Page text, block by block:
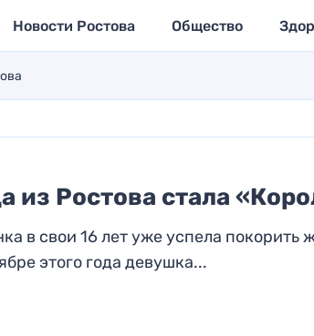
Новости Ростова Общество
из Ростова стала
в свои 16 лет уже успела
этого года девушка...